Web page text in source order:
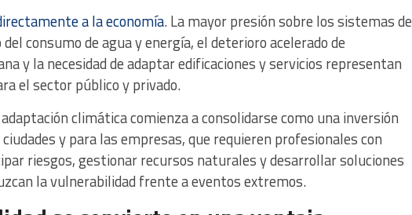
a la economía. La mayor presión sobre los sistemas de
consumo de agua y energía, el deterioro acelerado de
y la necesidad de adaptar edificaciones y servicios representan
el sector público y privado.
climática comienza a consolidarse como una inversión
y para las empresas, que requieren profesionales con
riesgos, gestionar recursos naturales y desarrollar soluciones
la vulnerabilidad frente a eventos extremos.